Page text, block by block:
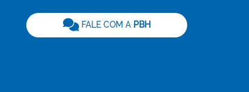
FALE COM A PBH